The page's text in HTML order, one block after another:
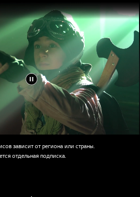
зависит от региона или страны.
отдельная подписка.